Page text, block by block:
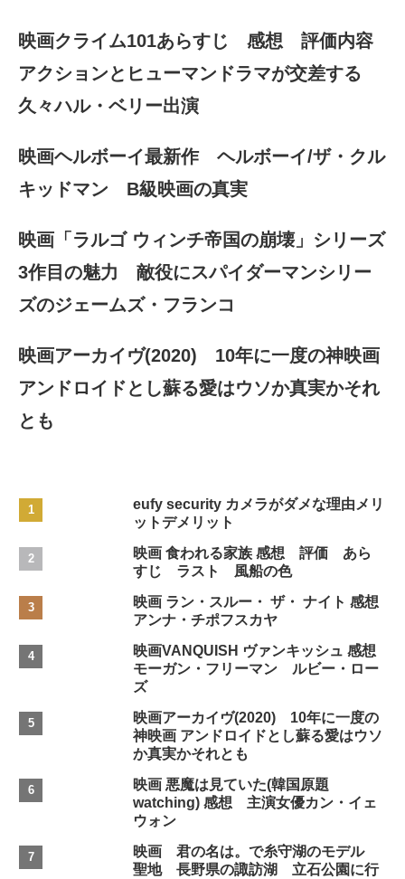
映画クライム101あらすじ 感想 評価内容
アクションとヒューマンドラマが交差する
久々ハル・ベリー出演
映画ヘルボーイ最新作 ヘルボーイ/ザ・クル
キッドマン B級映画の真実
映画「ラルゴ ウィンチ帝国の崩壊」シリーズ
3作目の魅力 敵役にスパイダーマンシリー
ズのジェームズ・フランコ
映画アーカイヴ(2020) 10年に一度の神映画
アンドロイドとし蘇る愛はウソか真実かそれ
とも
eufy security カメラがダメな理由メリ
ットデメリット
映画 食われる家族 感想 評価 あら
すじ ラスト 風船の色
映画 ラン・スルー・ ザ・ ナイト 感想
アンナ・チポフスカヤ
映画VANQUISH ヴァンキッシュ 感想
モーガン・フリーマン ルビー・ロー
ズ
映画アーカイヴ(2020) 10年に一度の
神映画 アンドロイドとし蘇る愛はウソ
か真実かそれとも
映画 悪魔は見ていた(韓国原題
watching) 感想 主演女優カン・イェ
ウォン
映画 君の名は。で糸守湖のモデル
聖地 長野県の諏訪湖 立石公園に行